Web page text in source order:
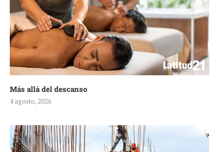
Más allá del descanso
4 agosto, 2026